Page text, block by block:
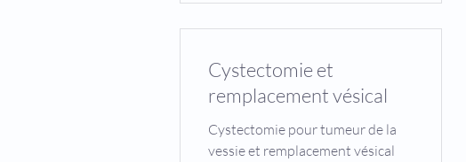
Cystectomie et
remplacement vésical
Cystectomie pour tumeur de la
vessie et remplacement vésical